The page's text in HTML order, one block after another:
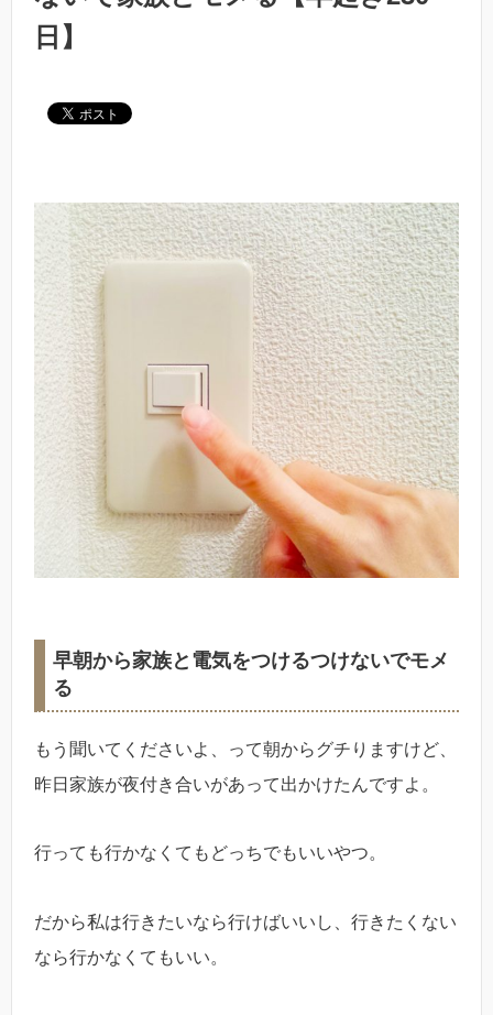
日】
早朝から家族と電気をつけるつけないでモメ
る
もう聞いてくださいよ、って朝からグチりますけど、
昨日家族が夜付き合いがあって出かけたんですよ。
行っても行かなくてもどっちでもいいやつ。
だから私は行きたいなら行けばいいし、行きたくない
なら行かなくてもいい。